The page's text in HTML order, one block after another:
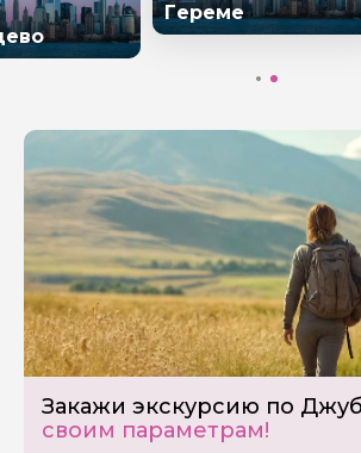
Гереме
Закажи экскурсию по
своим параметрам!